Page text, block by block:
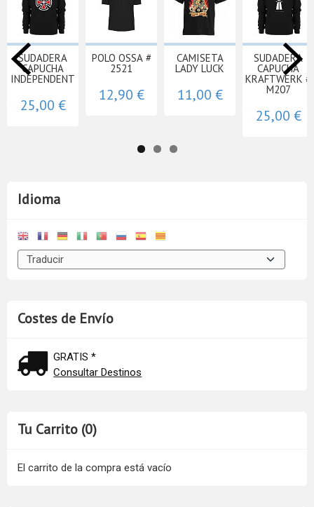
Idioma
Costes de Envío
GRATIS *
Consultar Destinos
Tu Carrito (0)
El carrito de la compra está vacío
SUDADERA
CAPUCHA
INDEPENDENT
25,00 €
POLO OSSA #
2521
12,90 €
CAMISETA
LADY LUCK
11,00 €
SUDADERA
CAPUCHA
KRAFTWERK #
M207
25,00 €